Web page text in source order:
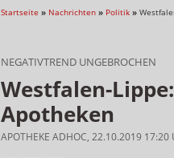
Startseite » Nachrichten » Politik »
NEGATIVTREND UNGEBROCHEN
Westfalen-
Apotheken
APOTHEKE ADHOC, 22.10.2019 17:20